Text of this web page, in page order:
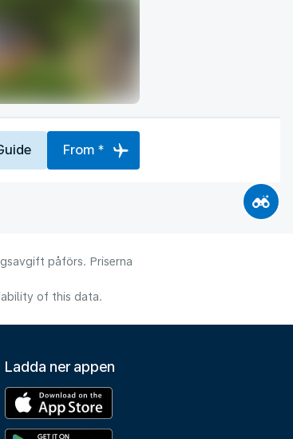
From *
påförs. Priserna
of this data.
Ladda ner appen